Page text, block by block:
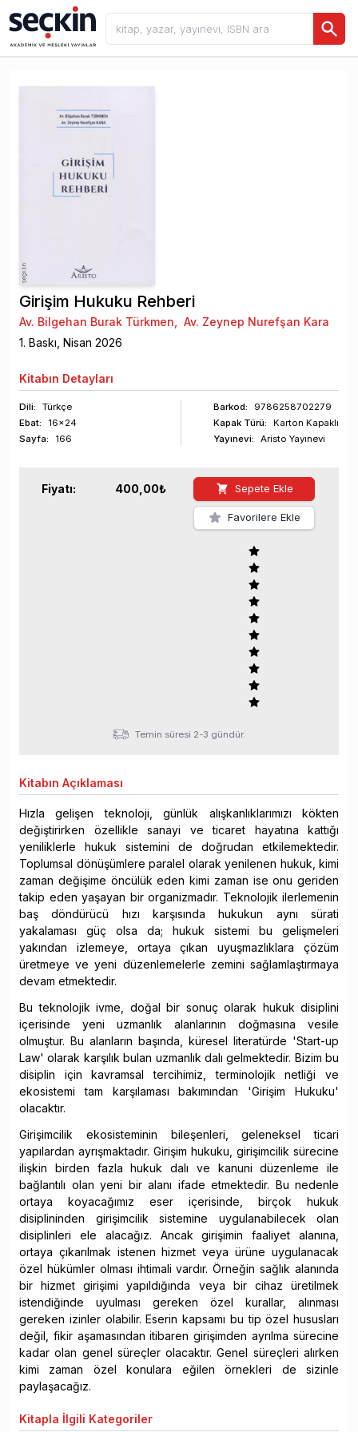
Girişim Hukuku Rehberi
Av. Bilgehan Burak Türkmen, Av. Zeynep Nurefşan Kara
1. Baskı, Nisan 2026
Kitabın Detayları
Dili:
Türkçe
Ebat:
16x24
Sayfa: 166
Barkod:
9786258702279
Kapak Türü:
Karton Kapaklı
Yayınevi:
Aristo Yayınevi
Fiyatı: 400,00₺ Sepete Ekle
Favorilere Ekle
Temin süresi 2-3 gündür.
Kitabın Açıklaması
Hızla gelişen teknoloji, günlük alışkanlıklarımızı kökten
değiştirirken özellikle sanayi ve ticaret hayatına kattığı
yeniliklerle hukuk sistemini de doğrudan etkilemektedir.
Toplumsal dönüşümlere paralel olarak yenilenen hukuk, kimi
zaman değişime öncülük eden kimi zaman ise onu geriden
takip eden yaşayan bir organizmadır. Teknolojik ilerlemenin
baş döndürücü hızı karşısında hukukun aynı sürati
yakalaması güç olsa da; hukuk sistemi bu gelişmeleri
yakından izlemeye, ortaya çıkan uyuşmazlıklara çözüm
üretmeye ve yeni düzenlemelerle zemini sağlamlaştırmaya
devam etmektedir.
Bu teknolojik ivme, doğal bir sonuç olarak hukuk disiplini
içerisinde yeni uzmanlık alanlarının doğmasına vesile
olmuştur. Bu alanların başında, küresel literatürde 'Start-up
Law' olarak karşılık bulan uzmanlık dalı gelmektedir. Bizim bu
disiplin için kavramsal tercihimiz, terminolojik netliği ve
ekosistemi tam karşılaması bakımından 'Girişim Hukuku'
olacaktır.
Girişimcilik ekosisteminin bileşenleri, geleneksel ticari
yapılardan ayrışmaktadır. Girişim hukuku, girişimcilik sürecine
ilişkin birden fazla hukuk dalı ve kanuni düzenleme ile
bağlantılı olan yeni bir alanı ifade etmektedir. Bu nedenle
ortaya koyacağımız eser içerisinde, birçok hukuk
disiplininden girişimcilik sistemine uygulanabilecek olan
disiplinleri ele alacağız. Ancak girişimin faaliyet alanına,
ortaya çıkarılmak istenen hizmet veya ürüne uygulanacak
özel hükümler olması ihtimali vardır. Örneğin sağlık alanında
bir hizmet girişimi yapıldığında veya bir cihaz üretilmek
istendiğinde uyulması gereken özel kurallar, alınması
gereken izinler olabilir. Eserin kapsamı bu tip özel hususları
değil, fikir aşamasından itibaren girişimden ayrılma sürecine
kadar olan genel süreçler olacaktır. Genel süreçleri alırken
kimi zaman özel konulara eğilen örnekleri de sizinle
paylaşacağız.
Kitapla İlgili Kategoriler